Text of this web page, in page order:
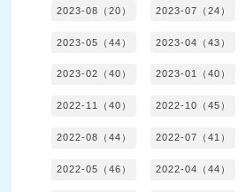
2023-08（20） 2023-07（24）
2023-05（44） 2023-04（43）
2023-02（40） 2023-01（40）
2022-11（40） 2022-10（45）
2022-08（44） 2022-07（41）
2022-05（46） 2022-04（44）